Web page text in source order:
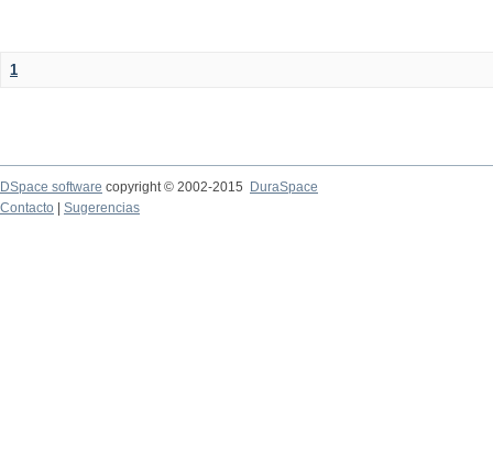
1
DSpace software copyright © 2002-2015
DuraSpace
Contacto
Sugerencias